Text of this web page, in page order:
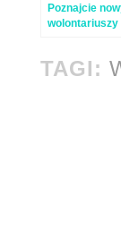
Poznajcie
wolontariuszy
TAGI: